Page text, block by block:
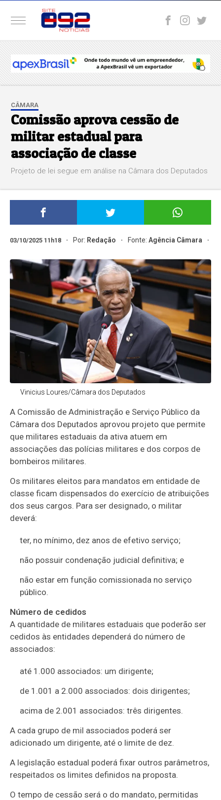
CÂMARA
Comissão aprova cessão de
militar estadual para
associação de classe
Projeto de lei segue em análise na Câmara dos Deputados
03/10/2025 11h18 Por: Redação Fonte:Agência Câmara
Vinicius Loures/Câmara dos Deputados
A Comissão de Administração e Serviço Público da
Câmara dos Deputados aprovou projeto que permite
que militares estaduais da ativa atuem em
associações das polícias militares e dos corpos de
bombeiros militares.
Os militares eleitos para mandatos em entidade de
classe ficam dispensados do exercício de atribuições
dos seus cargos. Para ser designado, o militar
deverá:
ter, no mínimo, dez anos de efetivo serviço;
não possuir condenação judicial definitiva; e
não estar em função comissionada no serviço
público.
Número de cedidos
A quantidade de militares estaduais que poderão ser
cedidos às entidades dependerá do número de
associados:
até 1.000 associados: um dirigente;
de 1.001 a 2.000 associados: dois dirigentes;
acima de 2.001 associados: três dirigentes.
A cada grupo de mil associados poderá ser
adicionado um dirigente, até o limite de dez.
A legislação estadual poderá fixar outros parâmetros,
respeitados os limites definidos na proposta.
O tempo de cessão será o do mandato, permitidas